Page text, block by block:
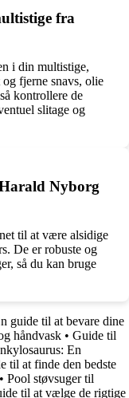
fra
i din multistige,
fjerne snavs, olie
kontrollere de
slitage og
Nyborg
til at være alsidige
De er robuste og
så du kan bruge
guide til at bevare dine
håndvask • Guide til
En
til at finde den bedste
• Pool støvsuger til
til at vælge de rigtige